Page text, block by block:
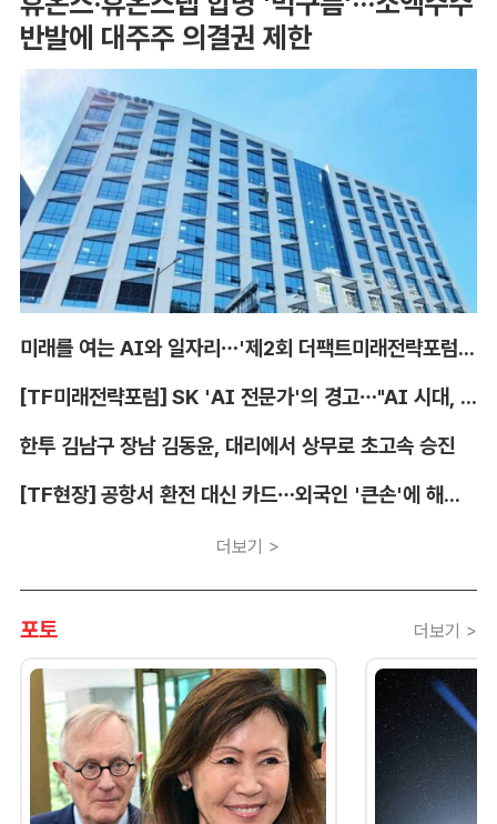
반발에 대주주 의결권 제한
미래를 여는 AI와 일자리…'제2회 더팩트미래전략포럼' 참가 신청
[TF미래전략포럼] SK 'AI 전문가'의 경고…"AI 시대, 인재 격차 더 커진다"
한투 김남구 장남 김동윤, 대리에서 상무로 초고속 승진
[TF현장] 공항서 환전 대신 카드…외국인 '큰손'에 해외카드 매입 시장 쑥
더보기 >
포토 더보기 >